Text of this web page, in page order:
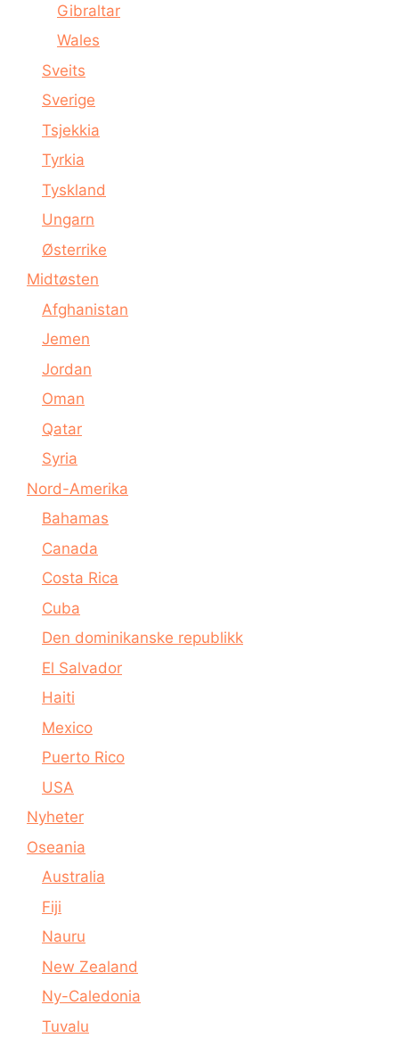
Gibraltar
Wales
Sveits
Sverige
Tsjekkia
Tyrkia
Tyskland
Ungarn
Østerrike
Midtøsten
Afghanistan
Jemen
Jordan
Oman
Qatar
Syria
Nord-Amerika
Bahamas
Canada
Costa Rica
Cuba
Den dominikanske republikk
El Salvador
Haiti
Mexico
Puerto Rico
USA
Nyheter
Oseania
Australia
Fiji
Nauru
New Zealand
Ny-Caledonia
Tuvalu